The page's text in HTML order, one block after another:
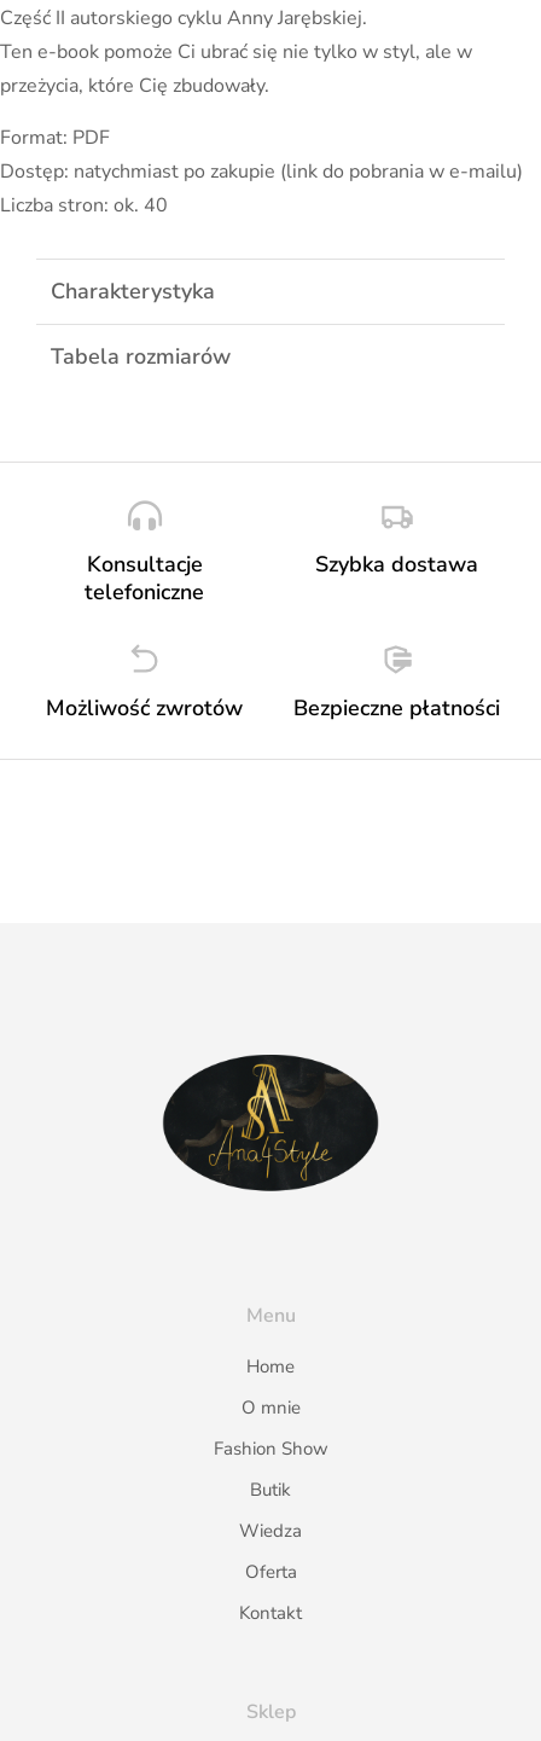
Część II autorskiego cyklu Anny Jarębskiej.
Ten e-book pomoże Ci ubrać się nie tylko w styl, ale w
przeżycia, które Cię zbudowały.
Format: PDF
Dostęp: natychmiast po zakupie (link do pobrania w e-mailu)
Liczba stron: ok. 40
Charakterystyka
Tabela rozmiarów
Konsultacje
telefoniczne
Szybka dostawa
Możliwość zwrotów Bezpieczne płatności
Menu
Home
O mnie
Fashion Show
Butik
Wiedza
Oferta
Kontakt
Sklep